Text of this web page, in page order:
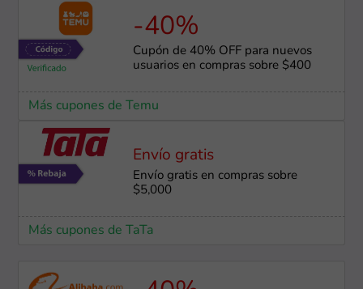
-40%
Cupón de 40% OFF para nuevos
usuarios en compras sobre $400
Más cupones de Temu
Envío gratis
Envío gratis en compras sobre
$5,000
Más cupones de TaTa